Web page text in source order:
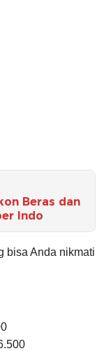
Beras dan
Indo
bisa Anda nikmati